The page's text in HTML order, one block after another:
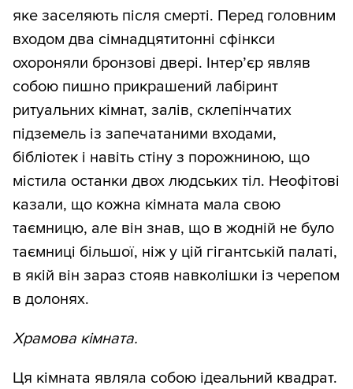
яке заселяють після смерті. Перед головним
входом два сімнадцятитонні сфінкси
охороняли бронзові двері. Інтер’єр являв
собою пишно прикрашений лабіринт
ритуальних кімнат, залів, склепінчатих
підземель із запечатаними входами,
бібліотек і навіть стіну з порожниною, що
містила останки двох людських тіл. Неофітові
казали, що кожна кімната мала свою
таємницю, але він знав, що в жодній не було
таємниці більшої, ніж у цій гігантській палаті,
в якій він зараз стояв навколішки із черепом
в долонях.
Храмова кімната.
Ця кімната являла собою ідеальний квадрат.